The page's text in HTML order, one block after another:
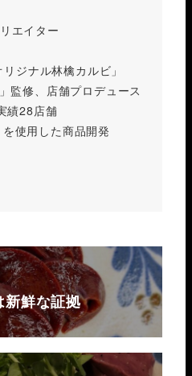
エイター
ジナル林檎カルビ」
監修、店舗プロデュース
績28店舗
使用した商品開発
新鮮な証拠